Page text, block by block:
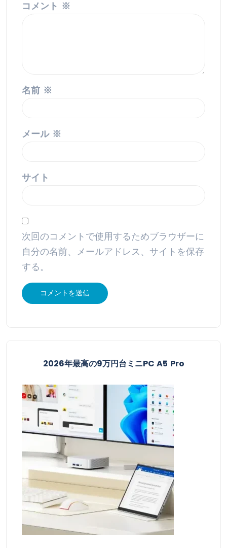
コメント ※
名前 ※
メール ※
サイト
次回のコメントで使用するためブラウザーに
自分の名前、メールアドレス、サイトを保存
する。
2026年最高の9万円台ミニPC A5 Pro